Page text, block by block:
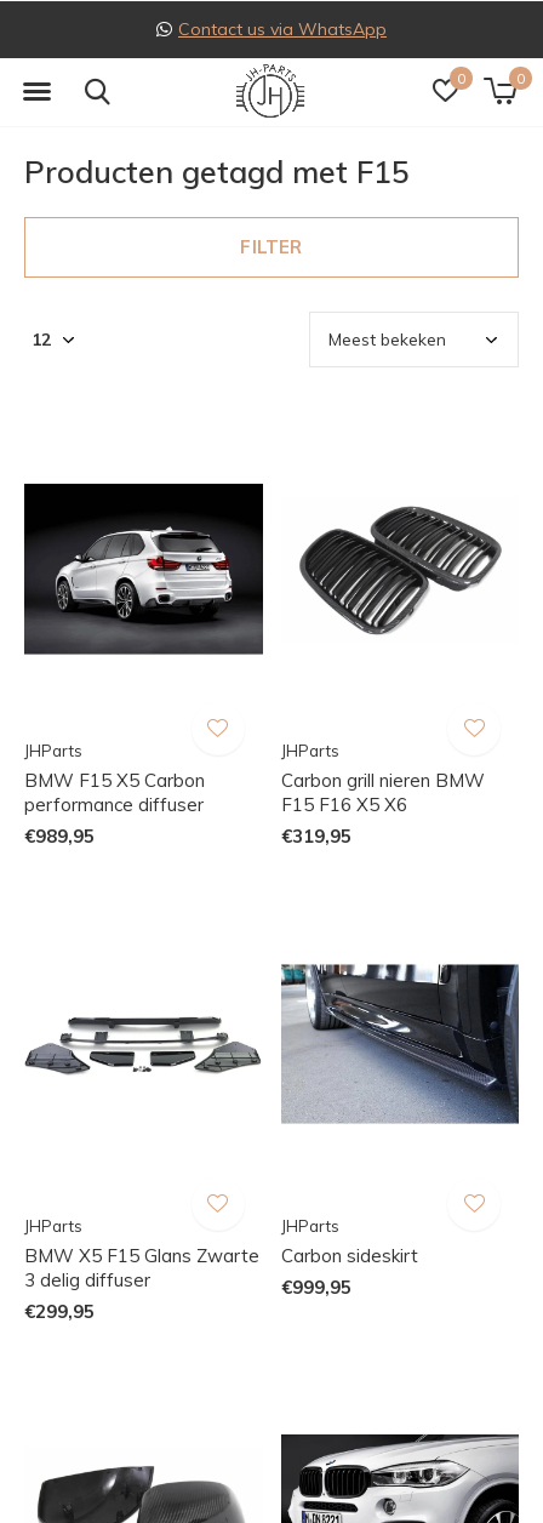
0 0
Contact us via WhatsApp
Producten getagd met F15
FILTER
JHParts
BMW F15 X5 Carbon
performance diffuser
€989,95
JHParts
Carbon grill nieren BMW
F15 F16 X5 X6
€319,95
JHParts
BMW X5 F15 Glans Zwarte
3 delig diffuser
€299,95
JHParts
Carbon sideskirt
€999,95